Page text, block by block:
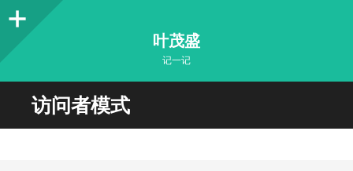
Sidebar
叶茂盛
记一记
访问者模式